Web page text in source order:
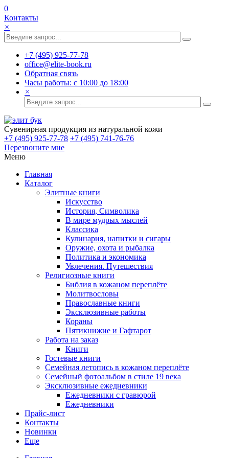
0
Контакты
×
+7 (495) 925-77-78
office@elite-book.ru
Обратная связь
Часы работы: с 10:00 до 18:00
×
Сувенирная продукция из натуральной кожи
+7 (495) 925-77-78 +7 (495) 741-76-76
Перезвоните мне
Меню
Главная
Каталог
Элитные книги
Искусство
История, Символика
В мире мудрых мыслей
Классика
Кулинария, напитки и сигары
Оружие, охота и рыбалка
Политика и экономика
Увлечения. Путешествия
Религиозные книги
Библия в кожаном переплёте
Молитвословы
Православные книги
Эксклюзивные работы
Кораны
Пятикнижие и Гафтарот
Работа на заказ
Книги
Гостевые книги
Семейная летопись в кожаном переплёте
Семейный фотоальбом в стиле 19 века
Эксклюзивные ежедневники
Ежедневники с гравюрой
Ежедневники
Прайс-лист
Контакты
Новинки
Еще